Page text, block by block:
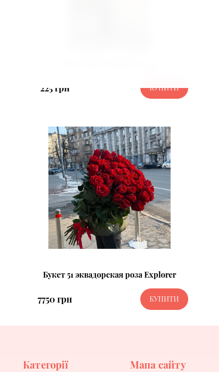
225 грн КУПИТИ
Букет 51 эквадорская роза Explorer
7750 грн КУПИТИ
Категорії Мапа сайту